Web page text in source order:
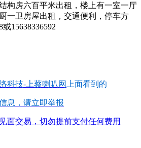
构房六百平米出租，楼上有一室一厅
一卫房屋出租，交通便利，停车方
15638336592
科技-上蔡喇叭网 上面看到的
息，请立即举报
面交易，切勿提前支付任何费用